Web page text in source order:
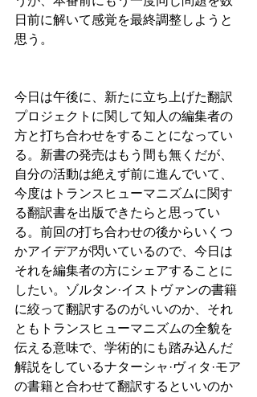
日前に解いて感覚を最終調整しようと
思う。
今日は午後に、新たに立ち上げた翻訳
プロジェクトに関して知人の編集者の
方と打ち合わせをすることになってい
る。新書の発売はもう間も無くだが、
自分の活動は絶えず前に進んでいて、
今度はトランスヒューマニズムに関す
る翻訳書を出版できたらと思ってい
る。前回の打ち合わせの後からいくつ
かアイデアが閃いているので、今日は
それを編集者の方にシェアすることに
したい。ゾルタン·イストヴァンの書籍
に絞って翻訳するのがいいのか、それ
ともトランスヒューマニズムの全貌を
伝える意味で、学術的にも踏み込んだ
解説をしているナターシャ·ヴィタ·モア
の書籍と合わせて翻訳するといいのか